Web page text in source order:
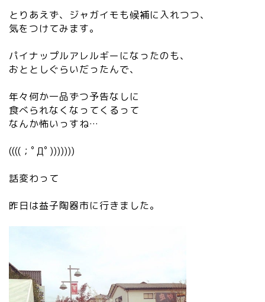
とりあえず、ジャガイモも候補に入れつつ、
気をつけてみます。
パイナップルアレルギーになったのも、
おととしぐらいだったんで、
年々何か一品ずつ予告なしに
食べられなくなってくるって
なんか怖いっすね…
((((；ﾟДﾟ)))))))
話変わって
昨日は益子陶器市に行きました。